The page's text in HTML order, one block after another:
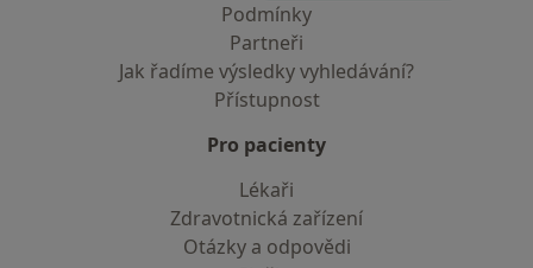
Podmínky
Partneři
Jak řadíme výsledky vyhledávání?
Přístupnost
Pro pacienty
Lékaři
Zdravotnická zařízení
Otázky a odpovědi